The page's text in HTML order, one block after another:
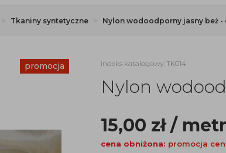
Tkaniny syntetyczne Nylon wodoodporny jasny beż -
promocja indeks katalogowy: TK014
Nylon
15,00 zł/ metr
cena obniżona: promocja